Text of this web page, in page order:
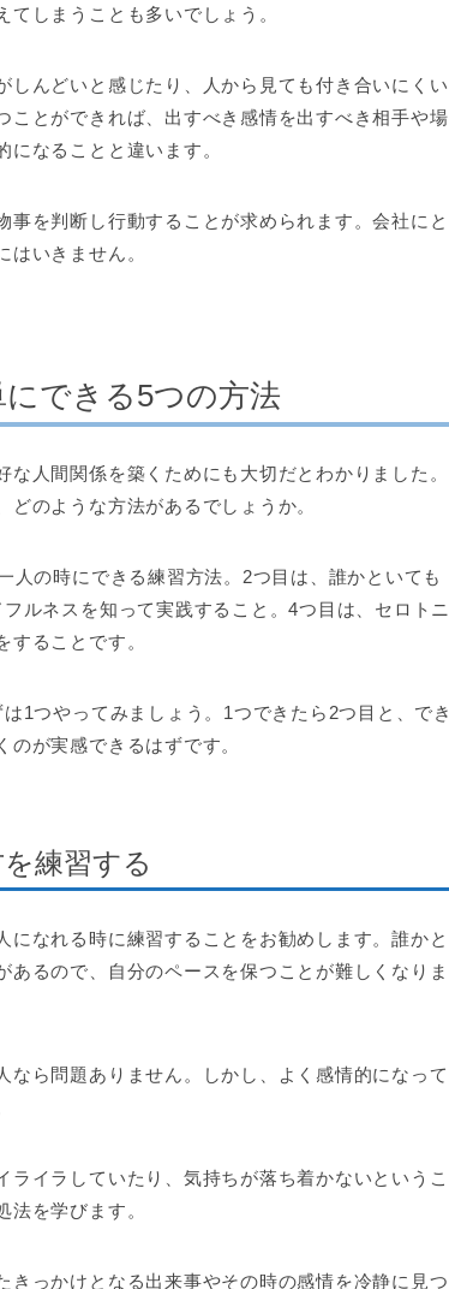
しまうことも多いでしょう。
んどいと感じたり、人から見ても付き合いにくい
ことができれば、出すべき感情を出すべき相手や場
なることと違います。
を判断し行動することが求められます。会社にと
いきません。
できる5つの方法
人間関係を築くためにも大切だとわかりました。
のような方法があるでしょうか。
人の時にできる練習方法。2つ目は、誰かといても
ルネスを知って実践すること。4つ目は、セロトニ
ることです。
1つやってみましょう。1つできたら2つ目と、でき
が実感できるはずです。
練習する
なれる時に練習することをお勧めします。誰かと
るので、自分のペースを保つことが難しくなりま
なら問題ありません。しかし、よく感情的になって
イラしていたり、気持ちが落ち着かないというこ
を学びます。
っかけとなる出来事やその時の感情を冷静に見つ